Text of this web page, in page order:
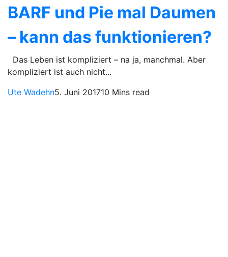
BARF und Pie mal Daumen
– kann das funktionieren?
Das Leben ist kompliziert – na ja, manchmal. Aber
kompliziert ist auch nicht...
Ute Wadehn5. Juni 201710 Mins read